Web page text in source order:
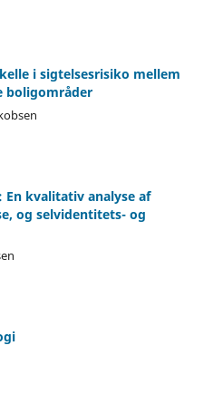
i sigtelsesrisiko mellem
boligområder
kvalitativ analyse af
og selvidentitets- og